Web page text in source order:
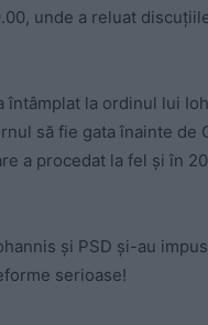
unde a reluat
întâmplat la ordinul lui
să fie gata înainte de
a procedat la fel și în
și PSD și-au impus
serioase!